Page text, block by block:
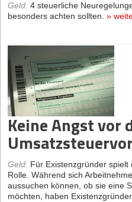
Geld: 4 steuerliche
besonders achten sollten. »
Keine Angst vor
Geld: Für Existenzgründer
Rolle. Während sich
aussuchen können, ob sie eine
möchten, haben